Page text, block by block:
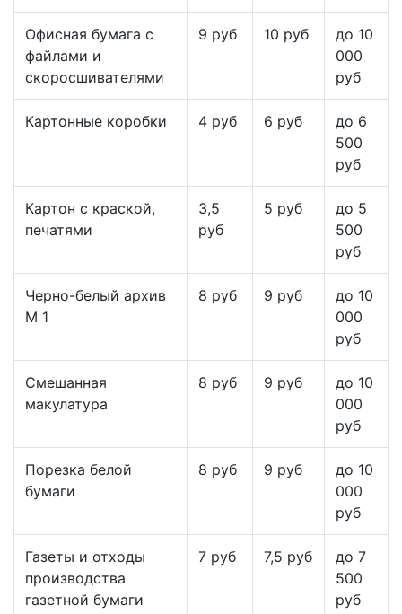
Офисная бумага с
файлами и
скоросшивателями
9 руб 10 руб
до 10
000
руб
Картонные коробки 4 руб 6 руб
до 6
500
руб
Картон с краской,
печатями
3,5
руб
5 руб
до 5
500
руб
Черно-белый архив
М 1
8 руб 9 руб
до 10
000
руб
Смешанная
макулатура
8 руб 9 руб
до 10
000
руб
Порезка белой
бумаги
8 руб 9 руб
до 10
000
руб
Газеты и отходы
производства
газетной бумаги
7 руб 7,5 руб
до 7
500
руб